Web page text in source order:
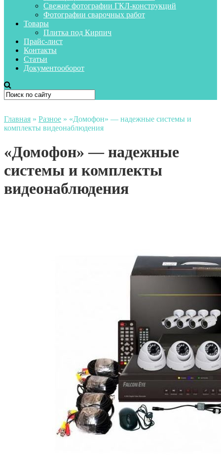
Свежие фотографии ГКЛ-конструкций
Фотографии сварочных работ
Товары
Плитка под Кирпич
Прайс-лист
Контакты
Статьи
Документооборот
Главная » Разное » «Домофон» — надежные системы и
комплекты видеонаблюдения
«Домофон» — надежные
системы и комплекты
видеонаблюдения